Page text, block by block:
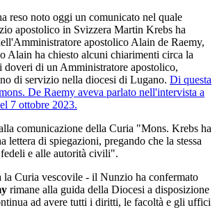
reso noto oggi un comunicato nel quale
apostolico in Svizzera Martin Krebs ha
apostolico Alain de Raemy,
Alain ha chiesto alcuni chiarimenti circa la
doveri di un Amministratore apostolico,
di servizio nella diocesi di Lugano. Di questa
De Raemy aveva parlato nell'intervista a
7 ottobre 2023.
comunicazione della Curia "Mons. Krebs ha
lettera di spiegazioni, pregando che la stessa
fedeli e alle autorità civili".
la Curia vescovile - il Nunzio ha confermato
rimane alla guida della Diocesi a disposizione
ad avere tutti i diritti, le facoltà e gli uffici